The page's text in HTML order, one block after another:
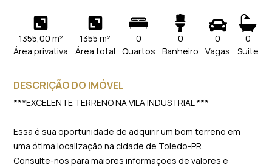
1355,00 m²
Área privativa
1355 m²
Área total
0
Quartos
0
Banheiro
0
Vagas
0
Suite
DESCRIÇÃO DO IMÓVEL
***EXCELENTE TERRENO NA VILA INDUSTRIAL ***
Essa é sua oportunidade de adquirir um bom terreno em
uma ótima localização na cidade de Toledo-PR.
Consulte-nos para maiores informações de valores e